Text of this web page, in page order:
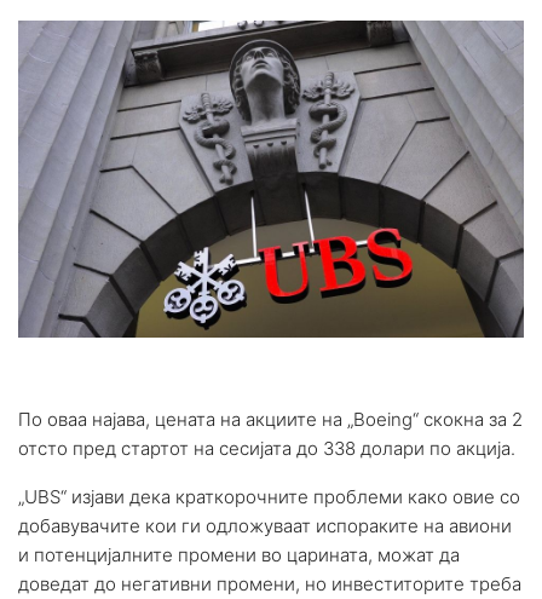
По оваа најава, цената на акциите на „Boeing“ скокна за 2
отсто пред стартот на сесијата до 338 долари по акција.
„UBS“ изјави дека краткорочните проблеми како овие со
добавувачите кои ги одложуваат испораките на авиони
и потенцијалните промени во царината, можат да
доведат до негативни промени, но инвеститорите треба